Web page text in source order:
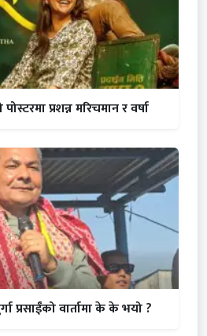
प्रशन्न मरिचमान र वर्षा
प्रसाईंको वार्तामा के के भयो ?